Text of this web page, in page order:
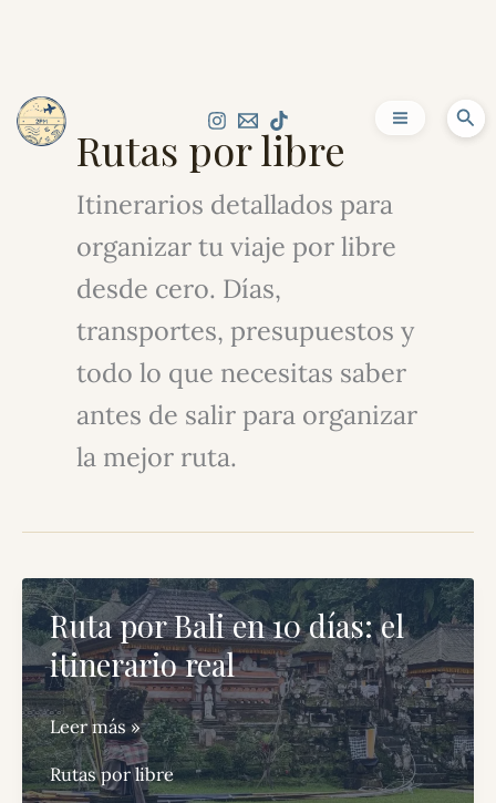
contenidoRutas por libre
Itinerarios detallados para
organizar tu viaje por libre
desde cero. Días,
transportes, presupuestos y
todo lo que necesitas saber
antes de salir para organizar
la mejor ruta.
Ruta por Bali en 10 días: el
itinerario real
Ruta
por
Bali
Leer más »
Rutas por libre